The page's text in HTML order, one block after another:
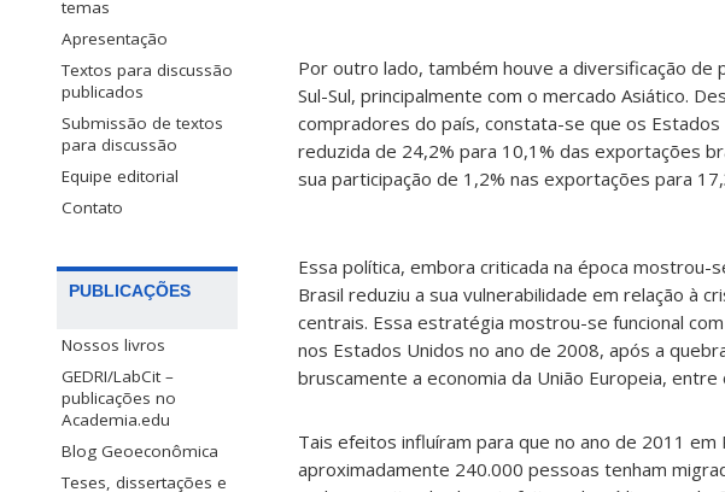
temas
Apresentação
Textos para discussão
publicados
Submissão de textos
para discussão
Equipe editorial
Contato
PUBLICAÇÕES
Nossos livros
GEDRI/LabCit –
publicações no
Academia.edu
Blog Geoeconômica
Teses, dissertações e
Por outro lado, também houve a diversificação de
Sul-Sul, principalmente com o mercado Asiático.
compradores do país, constata-se que os
reduzida de 24,2% para 10,1% das exportações
sua participação de 1,2% nas exportações para
Essa política, embora criticada na época
Brasil reduziu a sua vulnerabilidade em relação à
centrais. Essa estratégia mostrou-se funcional
nos Estados Unidos no ano de 2008, após a
bruscamente a economia da União Europeia,
Tais efeitos influíram para que no ano de 2011
aproximadamente 240.000 pessoas tenham